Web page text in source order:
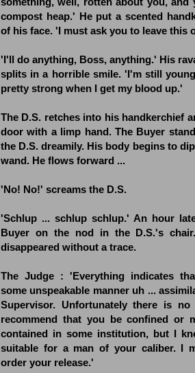
something, well, rotten about you, and
compost heap.' He put a scented
of his face. 'I must ask you to leave this
'I'll do anything, Boss, anything.' His
splits in a horrible smile. 'I'm still
pretty strong when I get my blood up.'
The D.S. retches into his handkerchief
door with a limp hand. The Buyer
the D.S. dreamily. His body begins to
wand. He flows forward ...
'No! No!' screams the D.S.
'Schlup ... schlup schlup.' An hour
Buyer on the nod in the D.S.'s
disappeared without a trace.
The Judge : 'Everything indicates
some unspeakable manner uh ...
Supervisor. Unfortunately there is
recommend that you be confined or
contained in some institution, but I
suitable for a man of your caliber. I
order your release.'